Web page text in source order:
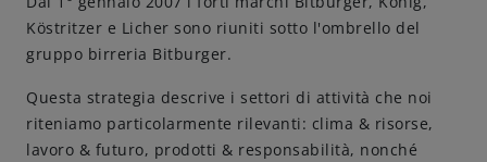
Birreria di famiglia
Storia
Persone
Köstritzer e Licher sono riuniti sotto l'ombrello del
gruppo birreria Bitburger.
Questa strategia descrive i settori di attività che noi
riteniamo particolarmente rilevanti: clima & risorse,
lavoro & futuro, prodotti & responsabilità, nonché